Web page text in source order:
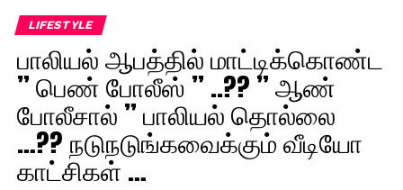
LIFESTYLE
பாலியல் ஆபத்தில் மாட்டிக்கொண்ட
” பெண் போலீஸ் ” ..?? ” ஆண்
போலீசால் ” பாலியல் தொல்லை
…?? நடுநடுங்கவைக்கும் வீடியோ
காட்சிகள் …